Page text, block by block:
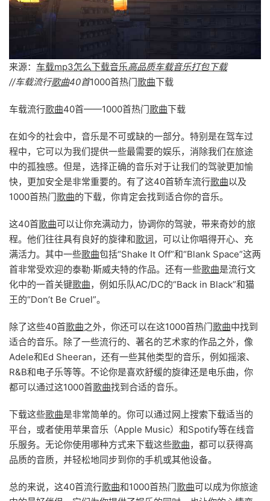
来源： 车载mp3怎么下载音乐高品质车载音乐打包下载
//车载流行歌曲40首1000首热门歌曲下载
车载流行歌曲40首——1000首热门歌曲下载
在如今的社会中，音乐是不可或缺的一部分。特别是在驾车过
程中，它可以为我们提供一些最需要的娱乐，消除我们在旅途
中的孤独感。但是，选择正确的音乐对于让我们的驾驶更加愉
快，更加安全是非常重要的。有了这40首轿车流行歌曲以及
1000首热门歌曲的下载，你肯定会找到适合你的音乐。
这40首歌曲可以让你充满动力，协调你的驾驶，带来奇妙的旅
程。他们往往具有良好的旋律和歌词 ，可以让你唱得开心、充
满活力。其中一些歌曲包括“Shake It Off”和“Blank Space”这两
首非常受欢迎的泰勒·斯威夫特的作品。还有一些歌曲是流行文
化中的一首关键歌曲，例如乐队AC/DC的“Back in Black”和猫
王的“Don’t Be Cruel”。
除了这些40首歌曲之外，你还可以在这1000首热门歌曲中找到
适合的音乐。除了一些流行的、著名的艺术家的作品之外，像
Adele和Ed Sheeran，还有一些其他类型的音乐，例如摇滚、
R&B和电子乐等等。不论你是喜欢舒缓的旋律还是电乐曲，你
都可以通过这1000首歌曲找到合适的音乐。
下载这些歌曲是非常简单的。你可以通过网上搜索下载适当的
平台，或者使用苹果音乐（Apple Music）和Spotify等在线音
乐服务。无论你使用哪种方式来下载这些歌曲，都可以获得高
品质的音质，并轻松地同步到你的手机或其他设备。
总的来说，这40首流行歌曲和1000首热门歌曲可以成为你旅途